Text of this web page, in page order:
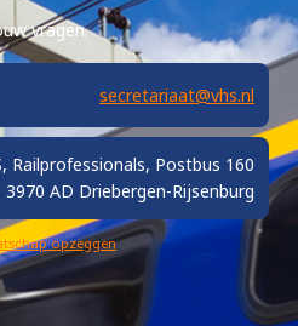
vragen.
secretariaat@vhs.nl
Railprofessionals, Postbus 160
3970 AD Driebergen-Rijsenburg
opzeggen